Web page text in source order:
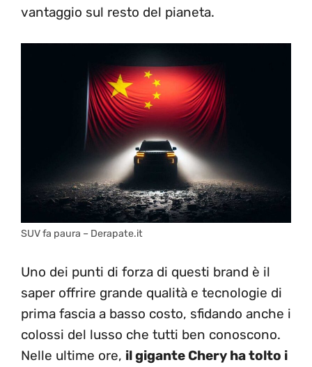
vantaggio sul resto del pianeta.
SUV fa paura – Derapate.it
Uno dei punti di forza di questi brand è il
saper offrire grande qualità e tecnologie di
prima fascia a basso costo, sfidando anche i
colossi del lusso che tutti ben conoscono.
Nelle ultime ore, il gigante Chery ha tolto i